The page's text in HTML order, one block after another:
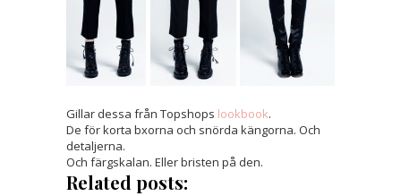
Gillar dessa från Topshops lookbook.
De för korta bxorna och snörda kängorna. Och
detaljerna.
Och färgskalan. Eller bristen på den.
Related posts: